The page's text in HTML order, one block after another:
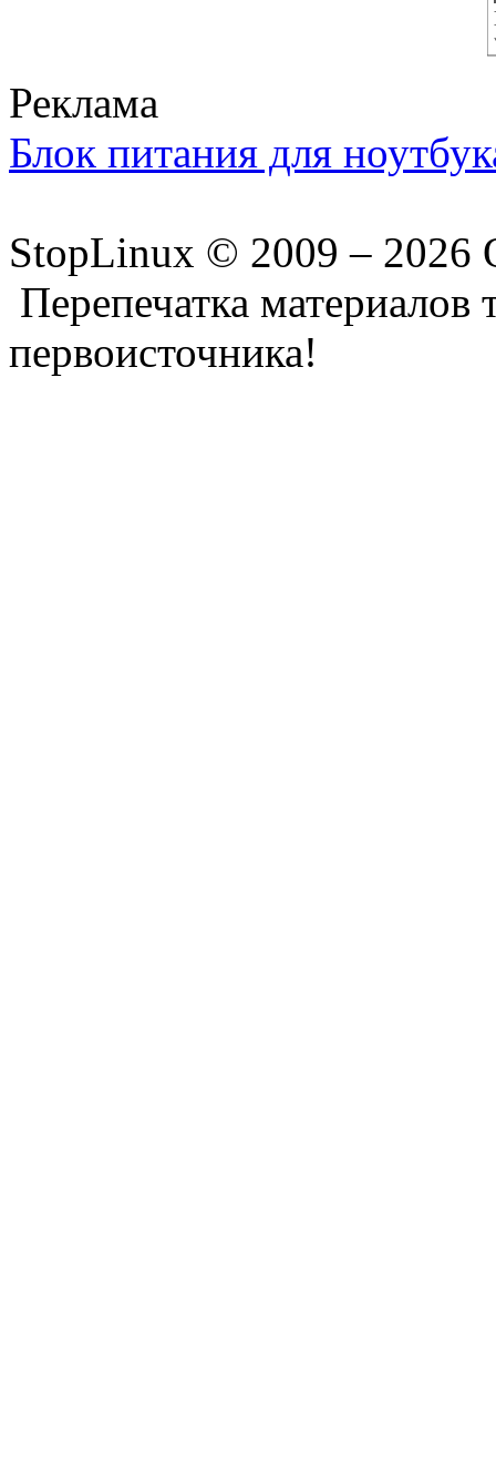
Реклама
Блок питания для
StopLinux © 2009 – 2026
Перепечатка материалов
первоисточника!